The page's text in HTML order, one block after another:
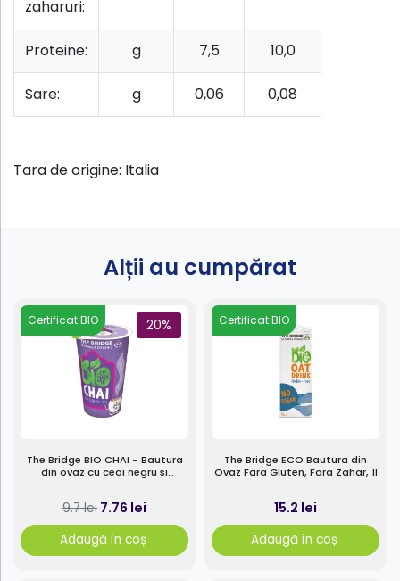
zaharuri:
Proteine: g 7,5 10,0
Sare: g 0,06 0,08
Tara de origine: Italia
Alții au cumpărat
20%
Certificat BIO
The Bridge BIO CHAI - Bautura
din ovaz cu ceai negru si
9.7 lei 7.76 lei
Adaugă în coș
Certificat BIO
The Bridge ECO Bautura din
Ovaz Fara Gluten, Fara Zahar, 1l
15.2 lei
Adaugă în coș